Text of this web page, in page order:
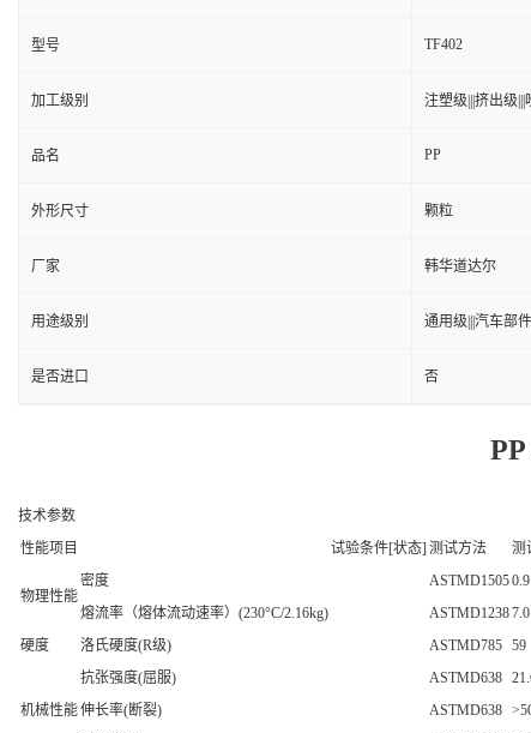
型号 TF402
加工级别 注塑级|||挤出级|||
品名 PP
外形尺寸 颗粒
厂家 韩华道达尔
用途级别 通用级|||汽车部
是否进口 否
技术参数
性能项目
试验条件[状态] 测试方法 测
物理性能
密度 ASTMD1505
熔流率（熔体流动速率）(230°C/2.16kg)
ASTMD12387.0
硬度
洛氏硬度(R级) ASTMD785 59
机械性能
抗张强度(屈服) ASTMD638
伸长率(断裂)
ASTMD638